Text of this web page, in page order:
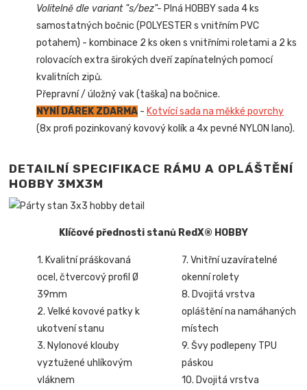
Volitelně dle variant "s/bez"- Plná HOBBY sada 4 ks
samostatných bočnic (POLYESTER s vnitřním PVC
potahem) - kombinace 2 ks oken s vnitřními roletami a 2 ks
rolovacích extra širokých dveří zapínatelných pomocí
kvalitních zipů.
Přepravní / úložný vak (taška) na bočnice.
NYNÍ DÁREK ZDARMA - Kotvící sada na měkké povrchy
(8x profi pozinkovaný kovový kolík a 4x pevné NYLON lano).
DETAILNÍ SPECIFIKACE RÁMU A OPLÁŠTĚNÍ
HOBBY 3MX3M
Klíčové přednosti stanů RedX® HOBBY
1. Kvalitní práškovaná
ocel, čtvercový profil Ø
39mm
2. Velké kovové patky k
ukotvení stanu
3. Nylonové klouby
vyztužené uhlíkovým
vláknem
7. Vnitřní uzavíratelné
okenní rolety
8. Dvojitá vrstva
opláštění na namáhaných
místech
9. Švy podlepeny TPU
páskou
10. Dvojitá vrstva